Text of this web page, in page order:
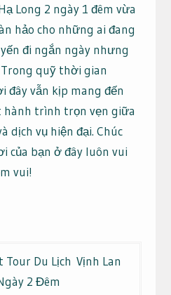
Long 2 ngày 1 đêm vừa
hảo cho những ai đang
đi ngắn ngày nhưng
quỹ thời gian
đây vẫn kịp mang đến
hành trình trọn vẹn giữa
dịch vụ hiện đại. Chúc
của bạn ở đây luôn vui
vui!
Du Lịch Vịnh Lan
2 Đêm